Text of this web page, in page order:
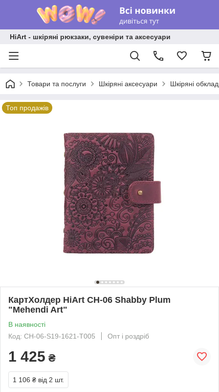
HiArt - шкіряні рюкзаки, сувеніри та аксесуари
Товари та послуги Шкіряні аксесуари Шкіряні
Топ продажів
КартХолдер HiArt CH-06 Shabby Plum
"Mehendi Art"
В наявності
Код: CH-06-S19-1621-T005
Опт і роздріб
1 425 ₴
1 106 ₴ від 2 шт.